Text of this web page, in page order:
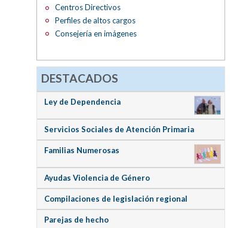
Centros Directivos
Perfiles de altos cargos
Consejería en imágenes
DESTACADOS
Ley de Dependencia
Servicios Sociales de Atención Primaria
Familias Numerosas
Ayudas Violencia de Género
Compilaciones de legislación regional
Parejas de hecho